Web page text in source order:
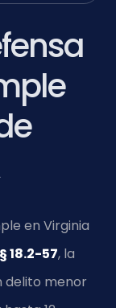
en Virginia
18.2-57, la
delito menor